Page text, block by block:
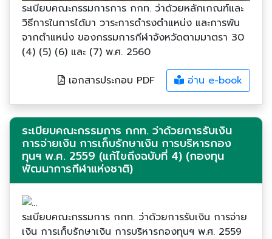
ระเบียบคณะกรรมการการ กกท. ว่าด้วยหลักเกณฑ์และ
วิธีการในการได้มา วาระการดำรงตำแหน่ง และการพ้น
จากตำแหน่ง ของกรรมการกีฬาจังหวัดตามมาตรา 30
(4) (5) (6) และ (7) พ.ศ. 2560
เอกสารประกอบ PDF
อ่าน e-book
ระเบียบคณะกรรมการ กกท. ว่าด้วยการรับเงิน
การจ่ายเงิน การเก็บรักษาเงิน การบริหารกอง
ทุนฯ พ.ศ. 2559 (แก้ไขถึงฉบับที่ 4) (กองทุน
พัฒนาการกีฬาแห่งชาติ)
ระเบียบคณะกรรมการ กกท. ว่าด้วยการรับเงิน การจ่าย
เงิน การเก็บรักษาเงิน การบริหารกองทุนฯ พ.ศ. 2559